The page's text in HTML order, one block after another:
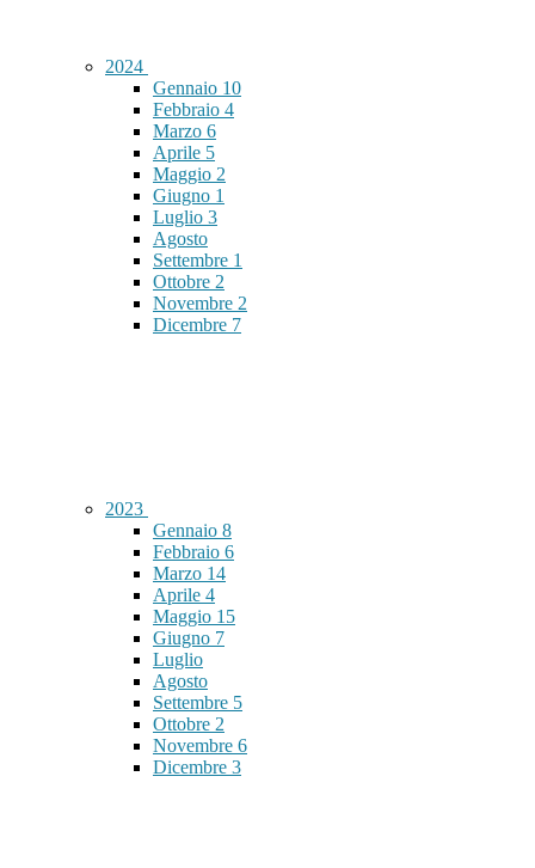
2024
Gennaio 10
Febbraio 4
Marzo 6
Aprile 5
Maggio 2
Giugno 1
Luglio 3
Agosto
Settembre 1
Ottobre 2
Novembre 2
Dicembre 7
2023
Gennaio 8
Febbraio 6
Marzo 14
Aprile 4
Maggio 15
Giugno 7
Luglio
Agosto
Settembre 5
Ottobre 2
Novembre 6
Dicembre 3